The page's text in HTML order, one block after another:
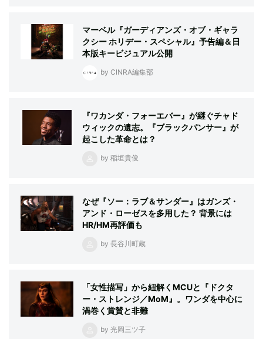
マーベル『ガーディアンズ・オブ・ギャラ
クシー ホリデー・スペシャル』予告編＆日
本版キービジュアル公開
by CINRA編集部
『ワカンダ・フォーエバー』が継ぐチャド
ウィックの遺志。『ブラックパンサー』が
起こした革命とは？
by 稲垣貴俊
なぜ『ソー：ラブ＆サンダー』はガンズ・
アンド・ローゼスを多用した？ 背景には
HR/HM再評価も
by 長谷川町蔵
「女性描写」から紐解くMCUと『ドクタ
ー・ストレンジ／MoM』。ワンダを中心に
渦巻く賞賛と非難
by 光岡三ツ子